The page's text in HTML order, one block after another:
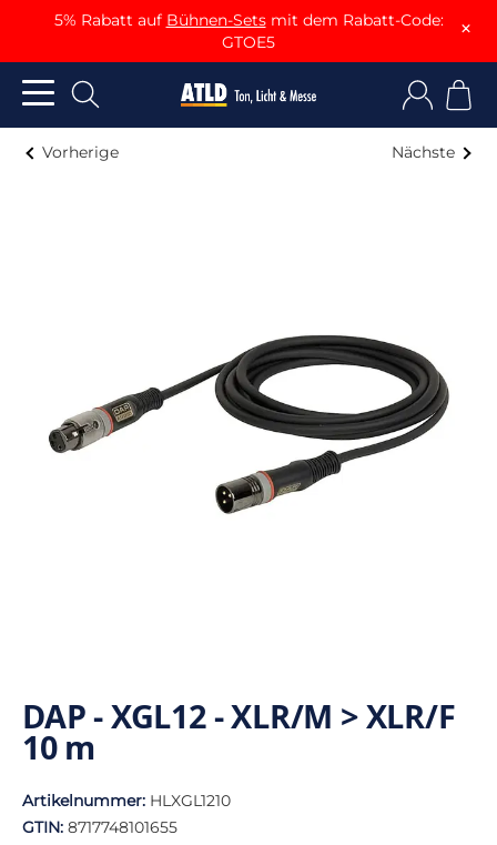
5% Rabatt auf Bühnen-Setsmit dem Rabatt-Code:
GTOE5
×
Vorherige Nächste
DAP - XGL12 - XLR/M > XLR/F
10 m
Artikelnummer: HLXGL1210
GTIN: 8717748101655